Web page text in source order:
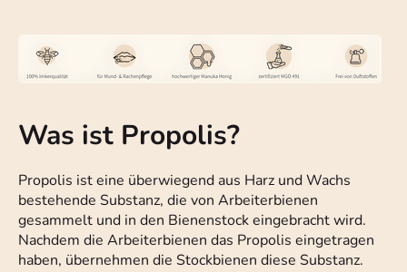
Was ist Propolis?
Propolis ist eine überwiegend aus Harz und Wachs
bestehende Substanz, die von Arbeiterbienen
gesammelt und in den Bienenstock eingebracht wird.
Nachdem die Arbeiterbienen das Propolis eingetragen
haben, übernehmen die Stockbienen diese Substanz.